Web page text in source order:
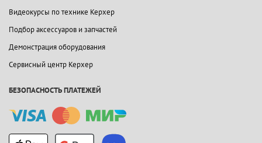
Видеокурсы по технике Керхер
Подбор аксессуаров и запчастей
Демонстрация оборудования
Сервисный центр Керхер
БЕЗОПАСНОСТЬ ПЛАТЕЖЕЙ